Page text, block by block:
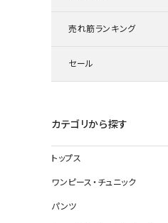
売れ筋ランキング
セール
カテゴリから探す
トップス
ワンピース・チュニック
パンツ